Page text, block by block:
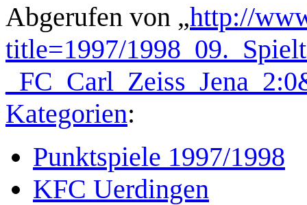
Abgerufen von „http://
title=1997/
Kategorien:
Punktspiele 1997/1998
KFC Uerdingen